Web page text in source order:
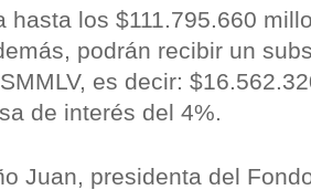
hasta los $111.795.660
podrán recibir un
es decir:
de interés del 4%.
Juan, presidenta del